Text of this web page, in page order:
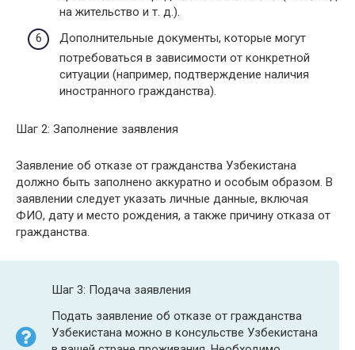
на жительство и т. д.).
Дополнительные документы, которые могут
потребоваться в зависимости от конкретной
ситуации (например, подтверждение наличия
иностранного гражданства).
Шаг 2: Заполнение заявления
Заявление об отказе от гражданства Узбекистана
должно быть заполнено аккуратно и особым образом. В
заявлении следует указать личные данные, включая
ФИО, дату и место рождения, а также причину отказа от
гражданства.
Шаг 3: Подача заявления
Подать заявление об отказе от гражданства
Узбекистана можно в консульстве Узбекистана